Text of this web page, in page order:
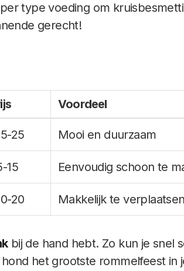
type voeding om
gerecht!
Voordeel
25 Mooi en duurzaam
15 Eenvoudig schoon te
20 Makkelijk te verplaatsen
bij de hand hebt. Zo kun je snel
het grootste rommelfeest in